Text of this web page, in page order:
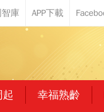
幸福熟齡